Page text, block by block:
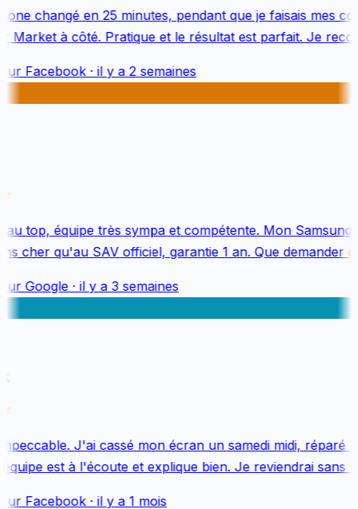
changé en 25 minutes, pendant que je faisais mes
à côté. Pratique et le résultat est parfait. Je
Facebook· il y a 2 semaines
top, équipe très sympa et compétente. Mon Samsung
cher qu'au SAV officiel, garantie 1 an. Que demander de
Google· il y a 3 semaines
J'ai cassé mon écran un samedi midi, réparé le
est à l'écoute et explique bien. Je reviendrai sans
Facebook· il y a 1 mois